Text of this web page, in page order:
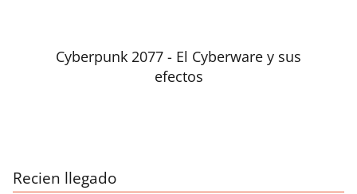
Cyberpunk 2077 - El Cyberware y sus
efectos
Recien llegado